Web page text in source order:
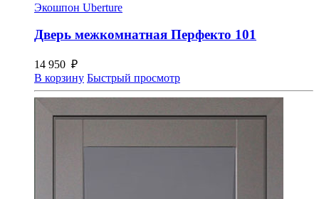
Экошпон Uberture
Дверь межкомнатная Перфекто 101
14 950 ₽
В корзину Быстрый просмотр